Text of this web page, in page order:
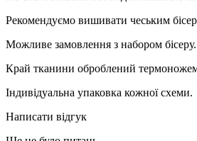
Рекомендуємо вишивати чеським
Можливе замовлення з набором бісеру.
Край тканини оброблений
Індивідуальна упаковка кожної схеми.
Написати відгук